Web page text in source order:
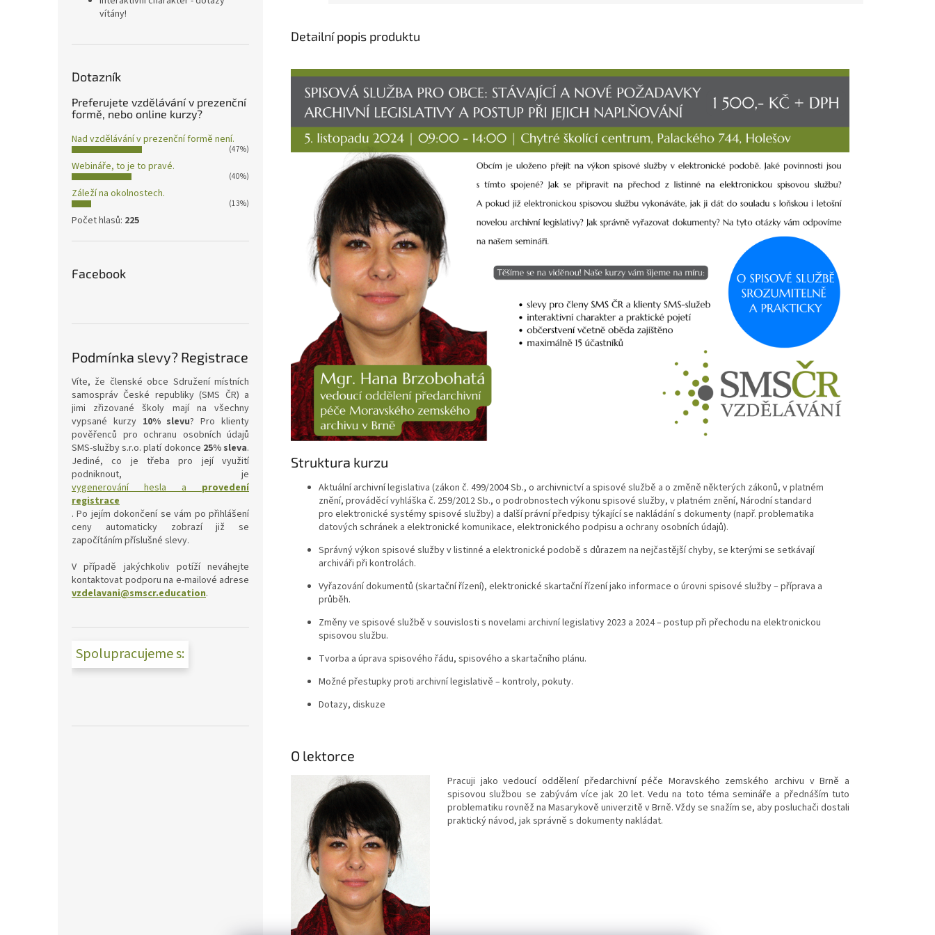
vítány!
Dotazník
Preferujete vzdělávání v prezenční
formě, nebo online kurzy?
Nad vzdělávání v prezenční formě není.
(47%)
Webináře, to je to pravé.
(40%)
Záleží na okolnostech.
(13%)
Počet hlasů: 225
Facebook
Podmínka slevy? Registrace
Víte, že členské obce Sdružení místních
samospráv České republiky (SMS ČR) a
jimi zřizované školy mají na všechny
vypsané kurzy 10% slevu? Pro klienty
pověřenců pro ochranu osobních údajů
SMS-služby s.r.o. platí dokonce 25% sleva.
Jediné, co je třeba pro její využití
podniknout, je
vygenerování hesla aprovedení
registrace
. Po jejím dokončení se vám po přihlášení
ceny automaticky zobrazí již se
započítáním příslušné slevy.
V případě jakýchkoliv potíží neváhejte
kontaktovat podporu na e-mailové adrese
vzdelavani@smscr.education.
Spolupracujeme s:
Detailní popis produktu
Struktura kurzu
Aktuální archivní legislativa (zákon č. 499/2004 Sb., o archivnictví a spisové službě a o změně některých zákonů, v platném
znění, prováděcí vyhláška č. 259/2012 Sb., o podrobnostech výkonu spisové služby, v platném znění, Národní standard
pro elektronické systémy spisové služby) a další právní předpisy týkající se nakládání s dokumenty (např. problematika
datových schránek a elektronické komunikace, elektronického podpisu a ochrany osobních údajů).
Správný výkon spisové služby v listinné a elektronické podobě s důrazem na nejčastější chyby, se kterými se setkávají
archiváři při kontrolách.
Vyřazování dokumentů (skartační řízení), elektronické skartační řízení jako informace o úrovni spisové služby – příprava a
průběh.
Změny ve spisové službě v souvislosti s novelami archivní legislativy 2023 a 2024 – postup při přechodu na elektronickou
spisovou službu.
Tvorba a úprava spisového řádu, spisového a skartačního plánu.
Možné přestupky proti archivní legislativě – kontroly, pokuty.
Dotazy, diskuze
O lektorce
Pracuji jako vedoucí oddělení předarchivní péče Moravského zemského archivu v Brně a
spisovou službou se zabývám více jak 20 let. Vedu na toto téma semináře a přednáším tuto
problematiku rovněž na Masarykově univerzitě v Brně. Vždy se snažím se, aby posluchači dostali
praktický návod, jak správně s dokumenty nakládat.